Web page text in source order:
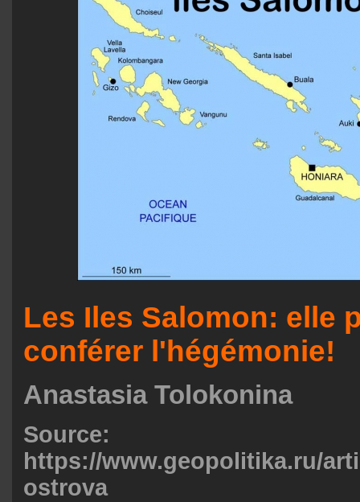
Les Iles Salomon: elle
conférer l'hégémonie!
Anastasia Tolokonina
Source:
https://www.geopolitika.ru/
ostrova